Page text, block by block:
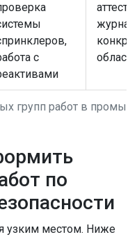
групп работ в
с
области
по
узким местом. Ниже